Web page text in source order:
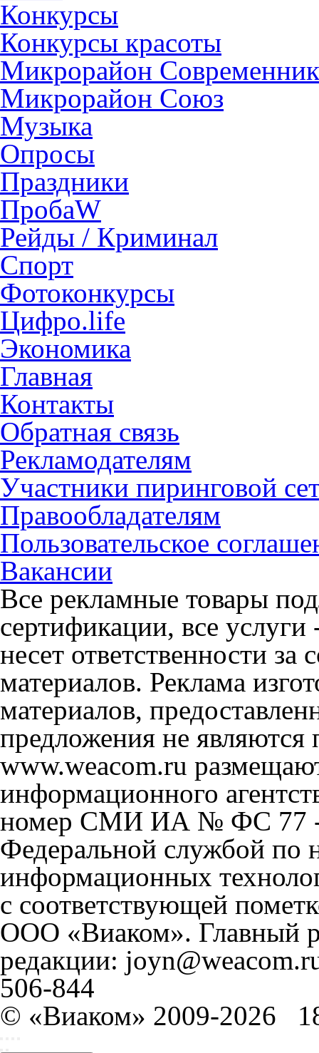
Конкурсы
Конкурсы красоты
Микрорайон Современник
Микрорайон Союз
Музыка
Опросы
Праздники
ПробаW
Рейды / Криминал
Спорт
Фотоконкурсы
Цифро.life
Экономика
Главная
Контакты
Обратная связь
Рекламодателям
Участники пиринговой
Правообладателям
Пользовательское
Вакансии
Все рекламные товары
сертификации, все
несет ответственности
материалов. Реклама
материалов,
предложения не
www.weacom.ru
информационного
номер СМИ ИА № ФС 77 -
Федеральной службой по
информационных
с соответствующей
ООО «Виаком». Главный
редакции:
506-844
© «Виаком» 2009-2026